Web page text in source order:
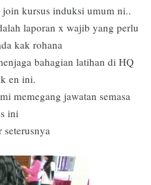
kursus induksi umum ni..
laporan x wajib yang perlu
kak rohana
bahagian latihan di HQ
en ini.
memegang jawatan semasa
ini
seterusnya